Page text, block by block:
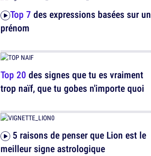
Top 7 des expressions basées sur un
prénom
Top 20 des signes que tu es vraiment
trop naïf, que tu gobes n'importe quoi
meilleur signe astrologique